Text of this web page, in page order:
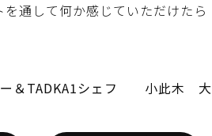
通して何か感じていただけたら
ー＆TADKA1シェフ 小此木 大